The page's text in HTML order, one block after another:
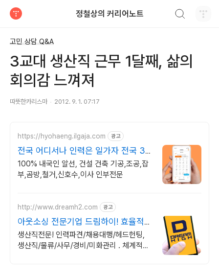
정철상의 커리어노트
고민 상담 Q&A
3교대 생산직 근무 1달째, 삶의
회의감 느껴져
따뜻한카리스마 2012. 9. 1. 07:17
https://hyohaeng.ilgaja.com 광고
전국 어디서나 인력은 일가자 전국 30
만 일용직 대기중
100% 내국인 알선, 건설 건축 기공,조공,잡
부,곰방,철거,신호수,이사 인부전문
http://www.dreamh2.com 광고
아웃소싱 전문기업 드림하이! 효율적인
인력관리 서비스!
생산직전문! 인력파견/채용대행/헤드헌팅,
생산직/물류/사무/경비/미화관리 . 체계적인